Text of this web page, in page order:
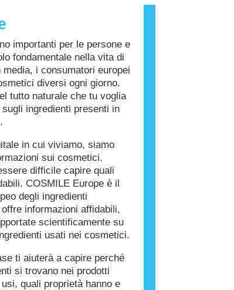
una reazione allergica è
Cosmetici e prodotti per la
risultare allergenici
Ciò non significa che il
sicuro da utilizzare per gli
importanti per le persone e
fondamentale nella vita di
i consumatori europei
diversi ogni giorno.
tutto naturale che tu voglia
ingredienti presenti in
in cui viviamo, siamo
sui cosmetici.
difficile capire quali
COSMILE Europe è il
degli ingredienti
informazioni affidabili,
scientificamente su
usati nei cosmetici.
ti aiuterà a capire perché
si trovano nei prodotti
quali proprietà hanno e